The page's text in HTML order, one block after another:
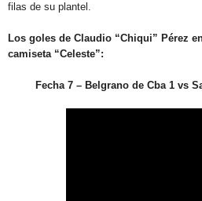
filas de su plantel.
Los goles de Claudio “Chiqui” Pérez
camiseta “Celeste”:
Fecha 7 – Belgrano de Cba 1 vs